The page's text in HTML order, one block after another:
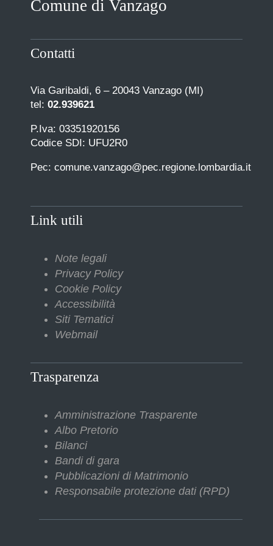
COMUNICAZIONE
Comune di Vanzago
Contatti
Via Garibaldi, 6 – 20043 Vanzago (MI)
tel: 02.939621
P.Iva: 03351920156
Codice SDI: UFU2R0
Pec: comune.vanzago@pec.regione.lombardia.it
Link utili
Note legali
Privacy Policy
Cookie Policy
Accessibilità
Siti Tematici
Webmail
Trasparenza
Amministrazione Trasparente
Albo Pretorio
Bilanci
Bandi di gara
Pubblicazioni di Matrimonio
Responsabile protezione dati (RPD)